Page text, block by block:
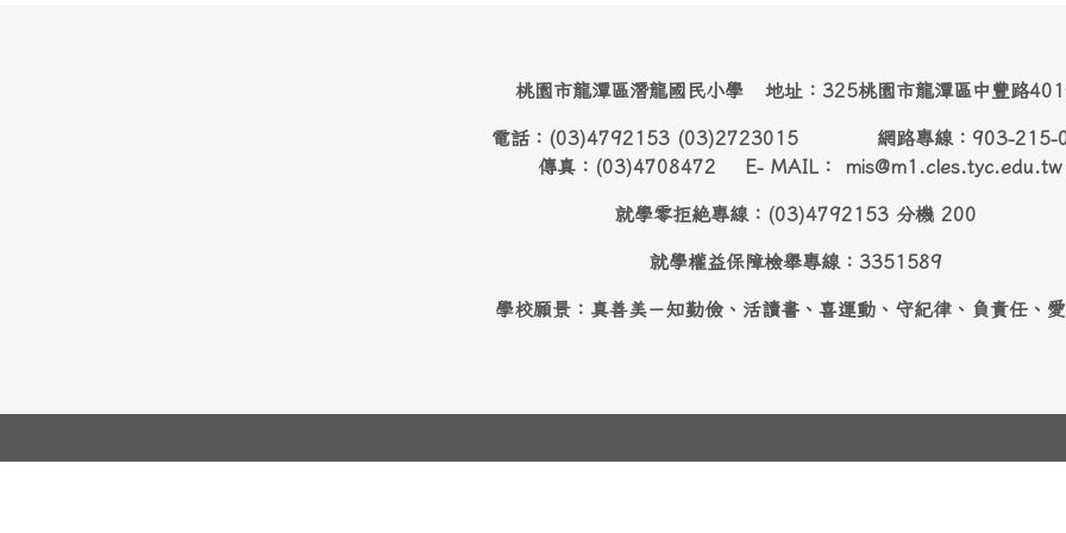
桃園市龍潭區潛龍國民小學 地址：325桃園市龍潭區中豐路
電話：(03)4792153 (03)2723015 網路專線：903-215-
傳真：(03)4708472 E- MAIL： mis@m1.cles.tyc.edu.tw
就學零拒絶專線：(03)4792153 分機 200
就學權益保障檢舉專線：3351589
學校願景：真善美－知勤儉、活讀書、喜運動、守紀律、負責任、